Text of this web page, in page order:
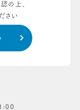
の上、
さい